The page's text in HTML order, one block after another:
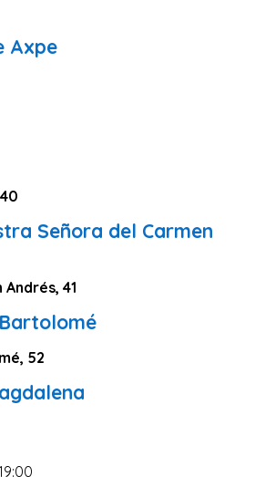
Axpe
Señora del Carmen
41
52